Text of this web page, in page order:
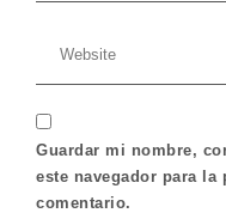
Guardar mi nombre,
este navegador para la
comentario.